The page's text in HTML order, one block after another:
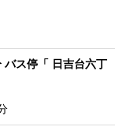
バス停「 日吉台六丁